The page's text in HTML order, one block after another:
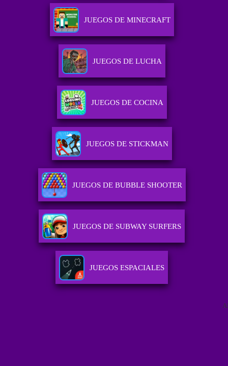
JUEGOS DE MINECRAFT
JUEGOS DE LUCHA
JUEGOS DE COCINA
JUEGOS DE STICKMAN
JUEGOS DE BUBBLE SHOOTER
JUEGOS DE SUBWAY SURFERS
JUEGOS ESPACIALES